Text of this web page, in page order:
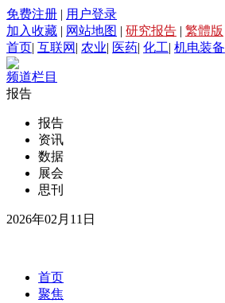
免费注册 | 用户登录
加入收藏 | 网站地图 | 研究报告 | 繁體版
首页| 互联网 | 农业| 医药| 化工| 机电装备
频道栏目
报告
报告
资讯
数据
展会
思刊
2026年02月11日
首页
聚焦